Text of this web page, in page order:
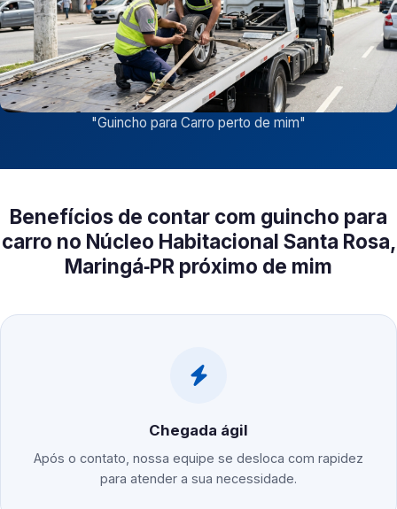
"Guincho para Carro perto de mim"
Benefícios de contar com guincho para
carro no Núcleo Habitacional Santa Rosa,
Maringá‑PR próximo de mim
Chegada ágil
Após o contato, nossa equipe se desloca com rapidez
para atender a sua necessidade.